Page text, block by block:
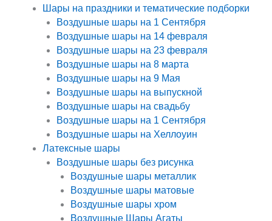
Шары на праздники и тематические подборки
Воздушные шары на 1 Сентября
Воздушные шары на 14 февраля
Воздушные шары на 23 февраля
Воздушные шары на 8 марта
Воздушные шары на 9 Мая
Воздушные шары на выпускной
Воздушные шары на свадьбу
Воздушные шары на 1 Сентября
Воздушные шары на Хеллоуин
Латексные шары
Воздушные шары без рисунка
Воздушные шары металлик
Воздушные шары матовые
Воздушные шары хром
Воздушные Шары Агаты